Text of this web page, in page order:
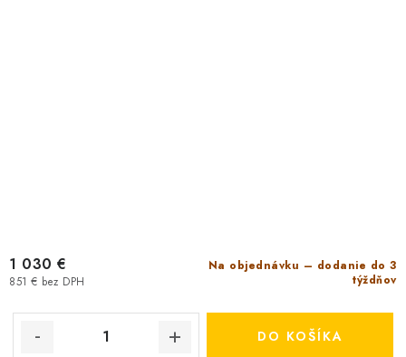
Na objednávku – dodanie do 3
týždňov
851 € bez DPH
1 030 €
DO KOŠÍKA